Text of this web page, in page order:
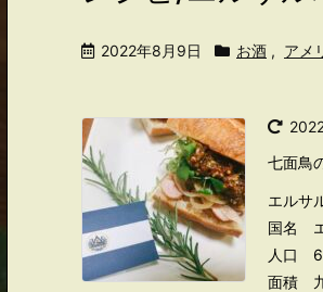
2022年8月9日 お酒 , アメ
七面鳥
エルサ
国名
人口
面積